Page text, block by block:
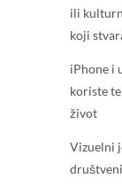
ili
koji
iPhone i
koriste
život
Vizuelni